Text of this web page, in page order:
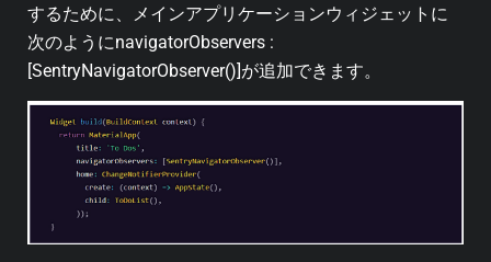
するために、メインアプリケーションウィジェットに
次のようにnavigatorObservers :
[SentryNavigatorObserver()]が追加できます。